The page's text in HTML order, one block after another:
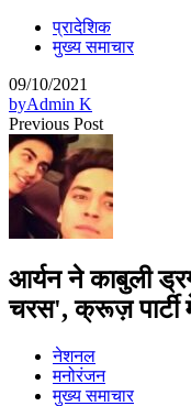
प्रादेशिक
मुख्य समाचार
09/10/2021
byAdmin K
Previous Post
आर्यन ने काबुली
चरस', क्रूज़ पार्टी
नेशनल
मनोरंजन
मुख्य समाचार